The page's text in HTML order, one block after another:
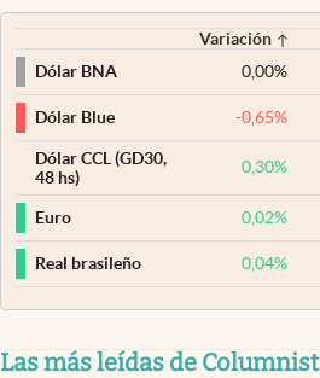
Variación
Dólar BNA
0,00%
Dólar Blue -0,65%
Dólar CCL (GD30,
48 hs)
0,30%
Euro 0,02%
Real brasileño 0,04%
Las más leídas de